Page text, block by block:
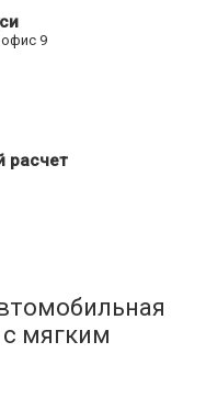
9
расчет
с мягким